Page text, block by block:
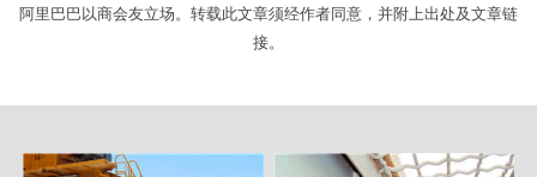
阿里巴巴以商会友立场。转载此文章须经作者同意，并附上出处及文章链
接。